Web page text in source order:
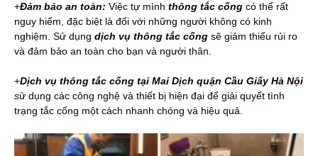
+Đảm bảo an toàn: Việc tự mình thông tắc cống có thể rất
nguy hiểm, đặc biệt là đối với những người không có kinh
nghiệm. Sử dụng dịch vụ thông tắc cống sẽ giảm thiểu rủi ro
và đảm bảo an toàn cho bạn và người thân.
+Dịch vụ thông tắc cống tại Mai Dịch quận Cầu Giấy Hà Nội
sử dụng các công nghệ và thiết bị hiện đại để giải quyết tình
trạng tắc cống một cách nhanh chóng và hiệu quả.